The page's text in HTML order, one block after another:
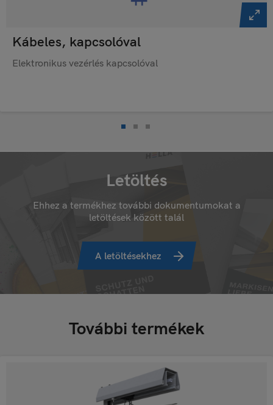
Kábeles, kapcsolóval
Elektronikus vezérlés kapcsolóval
Letöltés
Ehhez a termékhez további dokumentumokat a
letöltések között talál
A letöltésekhez
További termékek